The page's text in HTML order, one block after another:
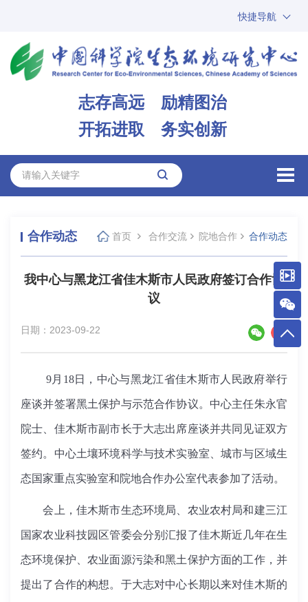
快捷导航
ARP
邮箱
志存高远 励精图治
开拓进取 务实创新
合作动态 首页 合作交流 院地合作 合作动态
我中心与黑龙江省佳木斯市人民政府签订合作协
议
日期：2023-09-22
9月 18日，中心与黑龙江省佳木斯市人民政府举行
座谈并签署黑土保护与示范合作协议。中心主任朱永官
院士、佳木斯市副市长于大志出席座谈并共同见证双方
签约。 中心土壤环境科学与技术实验室、城市与区域生
态国家重点实验室和院地合作办公室代表参加了活动。
会上，佳木斯市生态环境局、农业农村局和建三江
国家农业科技园区管委会分别汇报了佳木斯近几年在生
态环境保护、农业面源污染和黑土保护方面的工作，并
提出了合作的构想。于大志对中心长期以来对佳木斯的